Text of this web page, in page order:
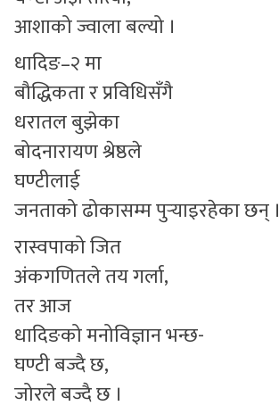
आशाको ज्वाला बल्यो ।
धादिङ–२ मा
बौद्धिकता र प्रविधिसँगै
धरातल बुझेका
बोदनारायण श्रेष्ठले
घण्टीलाई
जनताको ढोकासम्म पुर्‍याइरहेका छन् ।
रास्वपाको जित
अंकगणितले तय गर्ला,
तर आज
धादिङको मनोविज्ञान भन्छ-
घण्टी बज्दै छ,
जोरले बज्दै छ ।